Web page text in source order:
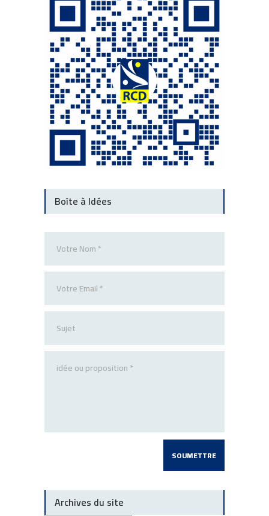
Boîte à Idées
Archives du site